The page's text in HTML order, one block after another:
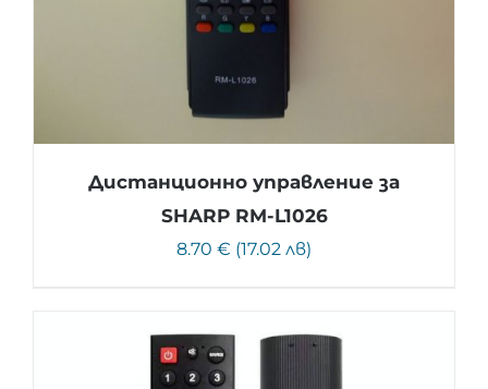
Дистанционно управление за
SHARP RM-L1026
8.70 € (17.02 лв)